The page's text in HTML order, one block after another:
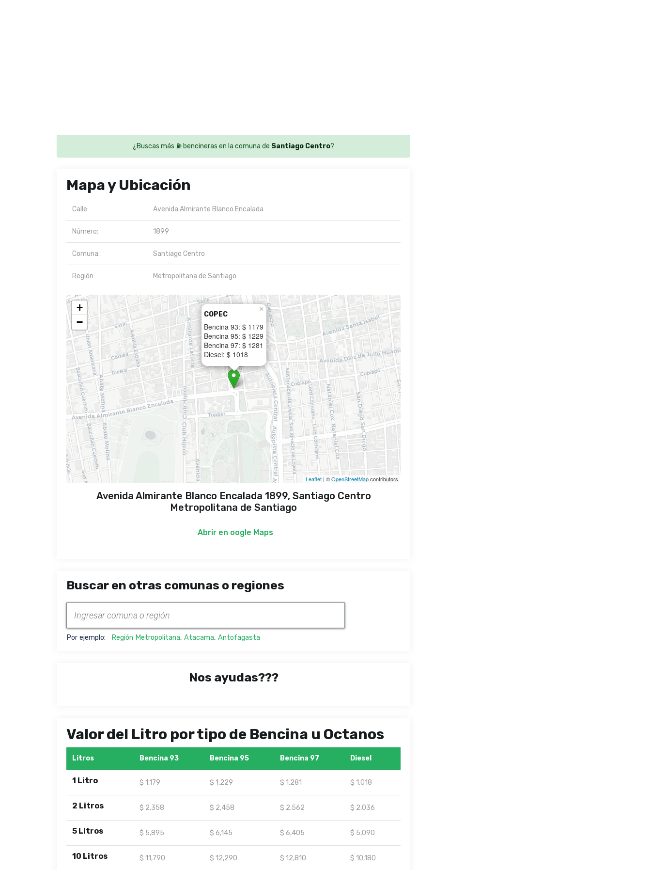
¿Buscas más ⛽ bencineras en la comuna de Santiago Centro?
Mapa y Ubicación
Calle: Avenida Almirante Blanco Encalada
Número: 1899
Comuna: Santiago Centro
Región: Metropolitana de Santiago
COPEC
Bencina 93: $ 1179
Bencina 95: $ 1229
Bencina 97: $ 1281
Diesel: $ 1018
×
+
−
Leaflet | ©OpenStreetMapcontributors
Avenida Almirante Blanco Encalada 1899, Santiago Centro
Metropolitana de Santiago
Abrir en oogle Maps
Buscar en otras comunas o regiones
Por ejemplo: Región Metropolitana, Atacama, Antofagasta
Nos ayudas???
Valor del Litro por tipo de Bencina u Octanos
Litros Bencina 93 Bencina 95 Bencina 97 Diesel
1 Litro $ 1,179 $ 1,229 $ 1,281 $ 1,018
2 Litros $ 2,358 $ 2,458 $ 2,562 $ 2,036
5 Litros $ 5,895 $ 6,145 $ 6,405 $ 5,090
10 Litros $ 11,790 $ 12,290 $ 12,810 $ 10,180